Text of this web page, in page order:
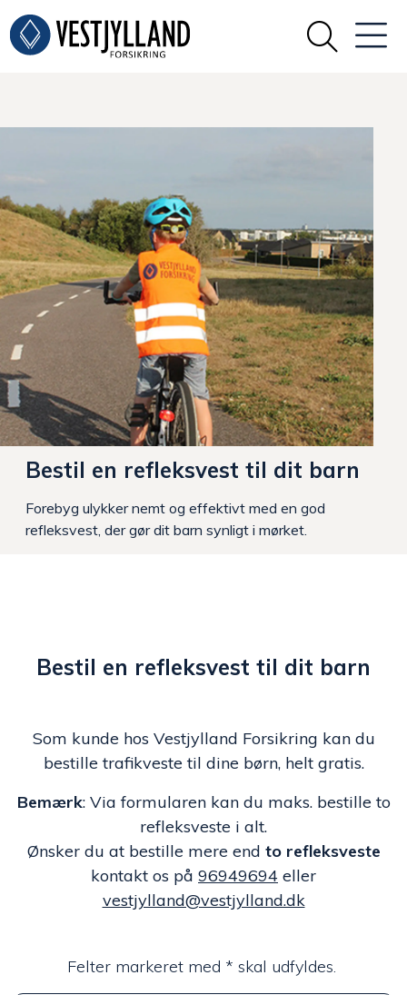
Bestil en refleksvest til dit barn
Forebyg ulykker nemt og effektivt med en god
refleksvest, der gør dit barn synligt i mørket.
Bestil en refleksvest til dit barn
Som kunde hos Vestjylland Forsikring kan du
bestille trafikveste til dine børn, helt gratis.
Bemærk: Via formularen kan du maks. bestille to
refleksveste i alt.
Ønsker du at bestille mere end to refleksveste
kontakt os på 96949694 eller
vestjylland@vestjylland.dk
Felter markeret med * skal udfyldes.